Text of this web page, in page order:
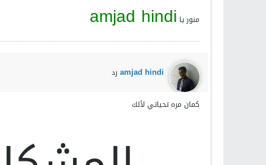
منور يا amjad hindi
amjad hindi رد
كمان مره تحياتي لألك